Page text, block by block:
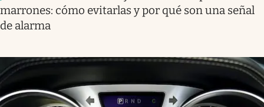
marrones: cómo evitarlas y por qué son una señal
de alarma